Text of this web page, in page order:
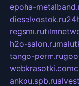
epoha-
dieselvostok.ru
regsmi.ru
h2o-salon.ru
tango-perm.ru
webkrasotki.com
ankou.spb.ru